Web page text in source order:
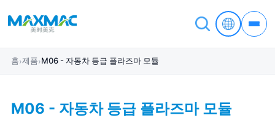
홈›제품›M06 - 자동차 등급 플라즈마 모듈
M06 - 자동차 등급 플라즈마 모듈